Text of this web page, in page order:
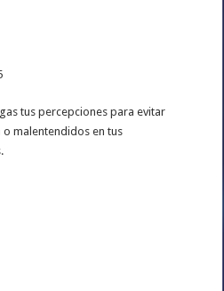
tus percepciones para evitar
malentendidos en tus